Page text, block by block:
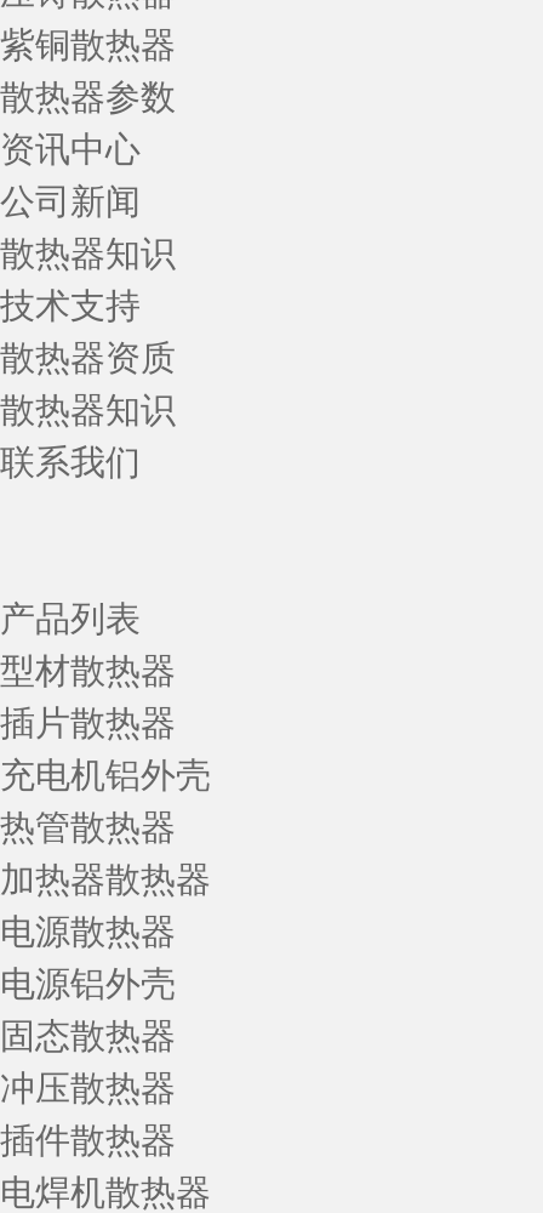
紫铜散热器
散热器参数
资讯中心
公司新闻
散热器知识
技术支持
散热器资质
散热器知识
联系我们
产品列表
型材散热器
插片散热器
充电机铝外壳
热管散热器
加热器散热器
电源散热器
电源铝外壳
固态散热器
冲压散热器
插件散热器
电焊机散热器